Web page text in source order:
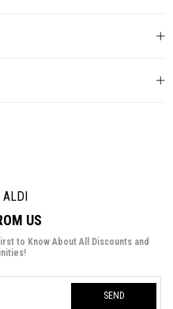
ALDI
US
to Know About All Discounts and
SEND